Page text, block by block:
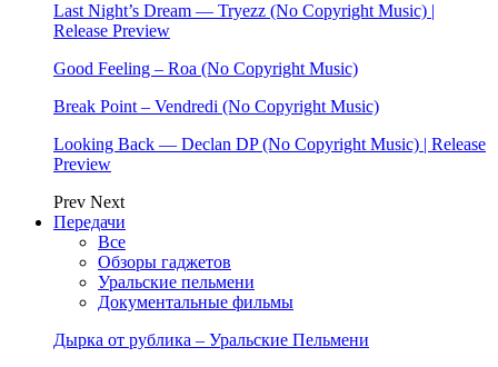
Last Night’s Dream — Tryezz (No Copyright Music) |
Release Preview
Good Feeling – Roa (No Copyright Music)
Break Point – Vendredi (No Copyright Music)
Looking Back — Declan DP (No Copyright Music) | Release
Preview
Prev Next
Передачи
Все
Обзоры гаджетов
Уральские пельмени
Документальные фильмы
Дырка от рублика – Уральские Пельмени